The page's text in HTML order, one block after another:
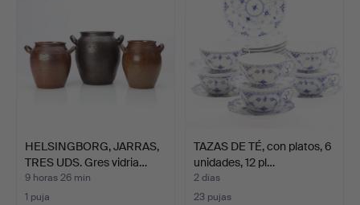
HELSINGBORG, JARRAS,
TRES UDS. Gres vidria…
9 horas 26 min
1 puja
TAZAS DE TÉ, con platos, 6
unidades, 12 pl…
2 días
23 pujas